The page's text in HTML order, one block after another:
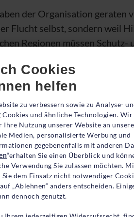
Cookies
helfen
zu verbessern sowie zu Analyse-
Cookies und ähnliche Technologien. Wir
Nutzung unserer Website an unsere
Medien, personalisierte Werbung und
gegebenenfalls mit anderen
“erhalten Sie einen Überblick und
Verwendung Sie zulassen möchten.
dem Einsatz nicht notwendiger
„Ablehnen“ anders entscheiden.
dennoch genutzt.
der Organisation geraten
Flucht selbst, sondern weil
Regionen müssen Schutz-
werden, obwohl der
dem Zweiten Weltkrieg
heute noch genauso wichtig
nötig haben“, so Ricarda
Für Millionen Menschen
die vor 75 Jahren
dass Menschen, die vor
mehr als Schutz vor
Arbeit und die